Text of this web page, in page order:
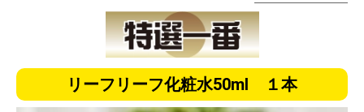
リーフリーフ化粧水50ml １本